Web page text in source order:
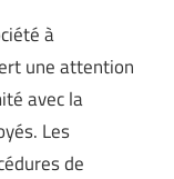
à
une attention
avec la
Les
de